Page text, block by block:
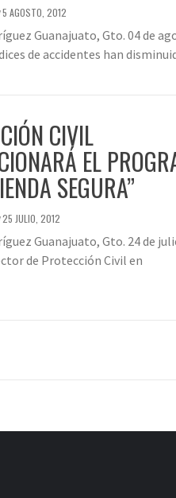
5 AGOSTO, 2012
Guanajuato, Gto. 04 de
de accidentes han
CIVIL
EL
SEGURA”
25 JULIO, 2012
Guanajuato, Gto. 24 de
de Protección Civil en